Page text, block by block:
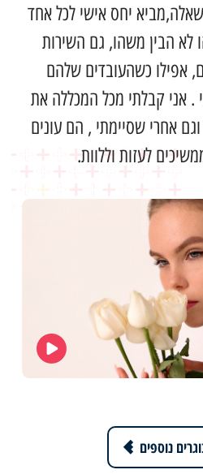
יחס אישי לכל אחד
לא הבין משהו, גם השירות
אפילו כשהעובדים שלהם
. אני קבלתי מכל המכללה את
אחרי שסיימתי , הם עונים
לעזות וללוות.
נוספים